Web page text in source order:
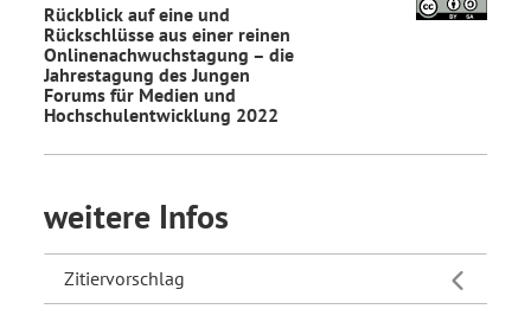
Rückblick auf eine und
Rückschlüsse aus einer reinen
Onlinenachwuchstagung – die
Jahrestagung des Jungen
Forums für Medien und
Hochschulentwicklung 2022
weitere Infos
Zitiervorschlag